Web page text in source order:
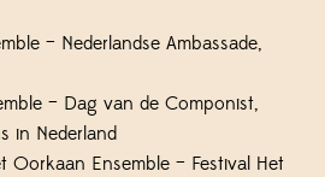
– Nederlandse Ambassade,
– Dag van de Componist,
in Nederland
Oorkaan Ensemble – Festival Het